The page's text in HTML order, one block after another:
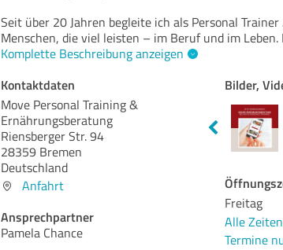
Seit über 20 Jahren begleite ich als Personal
Menschen, die viel leisten – im Beruf und im
Komplette Beschreibung anzeigen
Kontaktdaten
Move Personal Training &
Ernährungsberatung
Riensberger Str. 94
28359 Bremen
Deutschland
Anfahrt
Ansprechpartner
Pamela Chance
Bilder,
Freitag
Alle
Termine